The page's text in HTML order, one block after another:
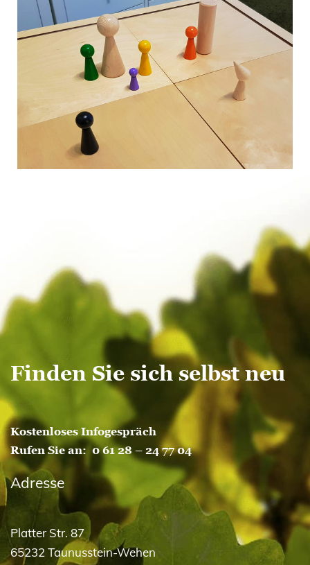
Finden Sie sich selbst neu
Kostenloses Infogespräch
Rufen Sie an: 0 61 28 – 24 77 04
Adresse
Platter Str. 87
65232 Taunusstein-Wehen